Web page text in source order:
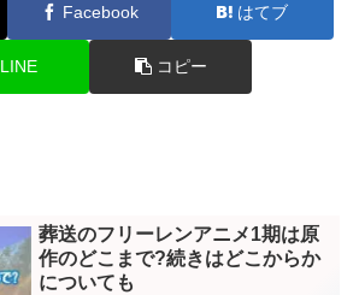
Facebook はてブ
LINE コピー
葬送のフリーレンアニメ1期は原
作のどこまで?続きはどこからか
についても